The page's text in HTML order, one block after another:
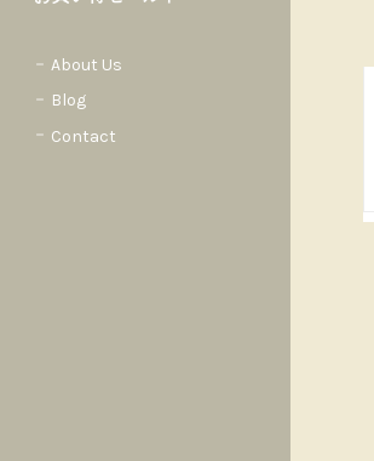
About Us
Blog
Contact